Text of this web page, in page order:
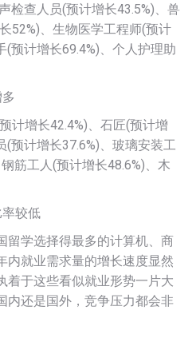
检查人员(预计增长43.5%)、兽
52%)、生物医学工程师(预计
(预计增长69.4%)、个人护理助
计增长42.4%)、石匠(预计增
(预计增长37.6%)、玻璃安装工
筋工人(预计增长48.6%)、木
较低
留学选择得最多的计算机、商
内就业需求量的增长速度显然
着于这些看似就业形势一片大
内还是国外，竞争压力都会非